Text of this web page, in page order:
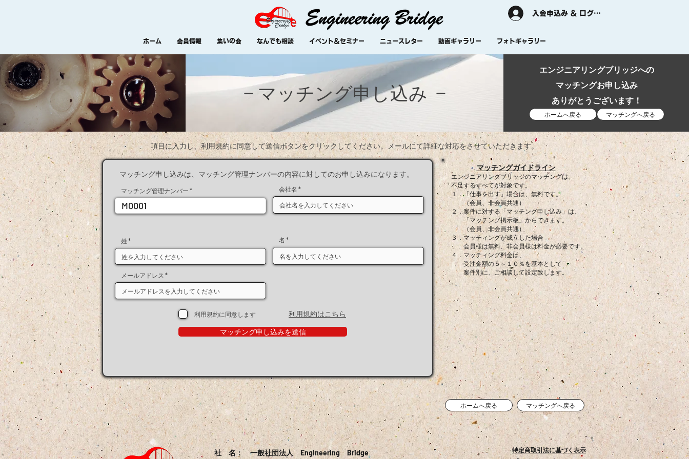
入会申込み & ログイン
ホーム 会員情報 集いの会 なんでも相談 イベント＆セミナー ニュースレター 動画ギャラリー フォトギャラリー
−マッチング申し込み −
エンジニアリングブリッジへの
マッチングお申し込み
ありがとうございます！
ホームへ戻る マッチングへ戻る
項目に入力し、利用規約に同意して送信ボタンをクリックしてください。メールにて​詳細な対応をさせていただきます。
マッチング申し込みは、マッチング管理ナンバーの内容に対してのお申し込みになります。
マッチング管理ナンバー
M0001
会社名
姓 名
メールアドレス
利用規約に同意します 利用規約はこちら
マッチング申し込みを送信
マッチングガイドライン
エンジニアリングブリッジのマッチングは、
不足するすべてが対象です。
１．「仕事を出す」場合は、無料です。
（会員、非会員共通）
２．案件に対する「マッチング申し込み」は、
「マッチング掲示板」からできます。
（会員、非会員共通）
３．マッチィングが成立した場合
会員様は無料、非会員様は料金が必要です。
４．マッチィング料金は、
受注金額の５～１０％を基本として
案件別に、ご相談して設定致します。
ホームへ戻る マッチングへ戻る
社 名： 一般社団法人 Engineering Bridge
特定商取引法に基づく表示